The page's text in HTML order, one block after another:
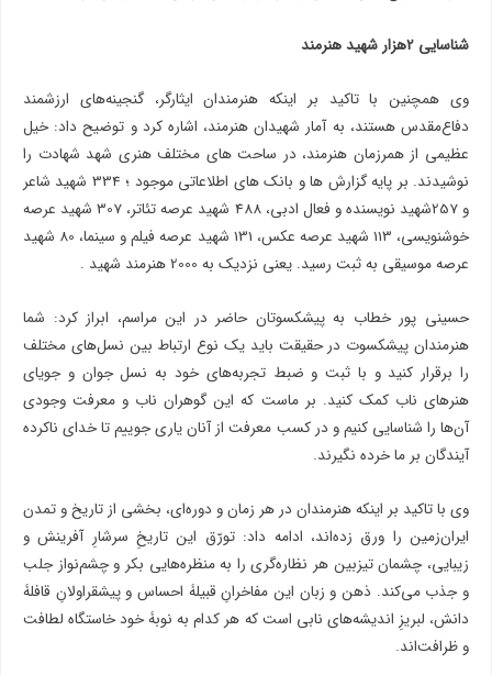
شناسایی 2هزار شهید هنرمند
وی همچنین با تاکید بر اینکه هنرمندان ایثارگر، گنجینه‌های ارزشمند
دفاع‌مقدس هستند، به آمار شهیدان هنرمند، اشاره کرد و توضیح داد: خیل
عظیمی از همرزمان هنرمند، در ساحت های مختلف هنری شهد شهادت را
نوشیدند. بر پایه گزارش ها و بانک های اطلاعاتی موجود ؛ 334 شهید شاعر
و 257شهید نویسنده و فعال ادبی، 488 شهید عرصه تئاتر، 307 شهید عرصه
خوشنویسی، 113 شهید عرصه عکس، 131 شهید عرصه فیلم و سینما، 80 شهید
عرصه موسیقی به ثبت رسید. یعنی نزدیک به 2000 هنرمند شهید .
حسینی پور خطاب به پیشکسوتان حاضر در این مراسم، ابراز کرد: شما
هنرمندان پیشکسوت در حقیقت باید یک نوع ارتباط بین نسل‌های مختلف
را برقرار کنید و با ثبت و ضبط تجربه‌های خود به نسل جوان و جویای
هنرهای ناب کمک ‌کنید. بر ماست که این گوهران ناب و معرفت وجودی
آن‌ها را شناسایی کنیم و در کسب معرفت از آنان یاری جوییم تا خدای ناکرده
آیندگان بر ما خرده نگیرند.
وی با تاکید بر اینکه هنرمندان در هر زمان و دوره‌ای، بخشی از تاریخ و تمدن
ایران‌زمین را ورق زده‌اند، ادامه داد: تورّق این تاریخِ سرشارِ آفرینش و
زیبایی، چشمان تیزبین هر نظاره‌گری را به منظره‌هایی بکر و چشم‌نواز جلب
و جذب می‌کند. ذهن و زبان این مفاخرانِ قبیلۀ احساس و پیشقراولانِ قافلۀ
دانش، لبریزِ اندیشه‌های نابی است که هر کدام به نوبۀ خود خاستگاه لطافت
و ظرافت‌اند.